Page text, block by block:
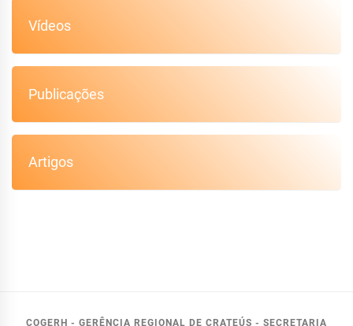
Vídeos
Publicações
Artigos
COGERH - GERÊNCIA REGIONAL DE CRATEÚS - SECRETARIA